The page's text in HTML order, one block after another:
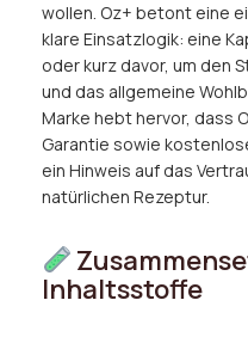
wollen. Oz+ betont eine
klare Einsatzlogik: eine
oder kurz davor, um den
und das allgemeine
Marke hebt hervor, dass
Garantie sowie
ein Hinweis auf das
natürlichen Rezeptur.
Inhaltsstoffe